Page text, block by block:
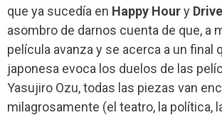
que ya sucedía en Happy Houry
asombro de darnos cuenta de que, a
película avanza y se acerca a un final
japonesa evoca los duelos de las
Yasujiro Ozu, todas las piezas van
milagrosamente (el teatro, la política,